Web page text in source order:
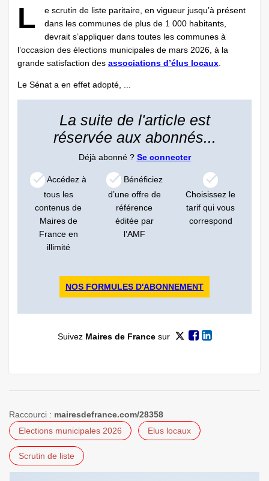
L
e scrutin de liste paritaire, en vigueur jusqu’à présent
dans les communes de plus de 1 000 habitants,
devrait s’appliquer dans toutes les communes à
l’occasion des élections municipales de mars 2026, à la
grande satisfaction des associations d’élus locaux
Le Sénat a en effet adopté, ...
La suite de l'article est
réservée aux abonnés...
Déjà abonné ? Se connecter
Accédez à
tous les
contenus de
Maires de
France en
illimité
Bénéficiez
d’une offre de
référence
éditée par
l’AMF
Choisissez le
tarif qui vous
correspond
NOS FORMULES D'ABONNEMENT
Suivez Maires de Francesur
Raccourci : mairesdefrance.com/28358
Elections municipales 2026
Elus locaux
Scrutin de liste